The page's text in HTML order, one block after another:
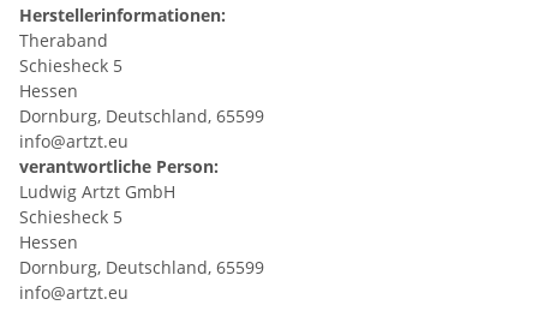
Herstellerinformationen:
Theraband
Schiesheck 5
Hessen
Dornburg, Deutschland, 65599
info@artzt.eu
verantwortliche Person:
Ludwig Artzt GmbH
Schiesheck 5
Hessen
Dornburg, Deutschland, 65599
info@artzt.eu